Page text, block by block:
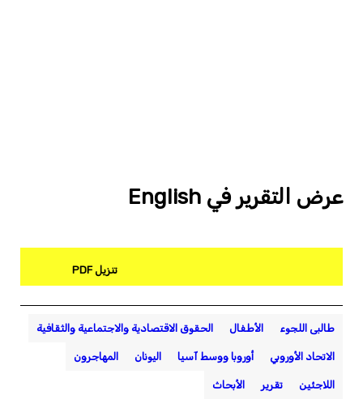
عرض التقرير في English
تنزيل PDF
طالبى اللجوء الأطفال الحقوق الاقتصادية والاجتماعية والثقافية
الاتحاد الأوروبي أوروبا ووسط آسيا اليونان المهاجرون
اللاجئين تقرير الأبحاث